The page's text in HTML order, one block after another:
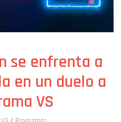
se enfrenta a
en un duelo a
VS